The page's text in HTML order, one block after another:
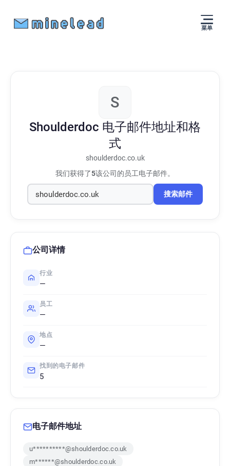
菜单
S
Shoulderdoc 电子邮件地址和格
式
shoulderdoc.co.uk
我们获得了5该公司的员工电子邮件。
搜索邮件
公司详情
行业
—
员工
—
地点
—
找到的电子邮件
5
电子邮件地址
u**********@shoulderdoc.co.uk
m******@shoulderdoc.co.uk